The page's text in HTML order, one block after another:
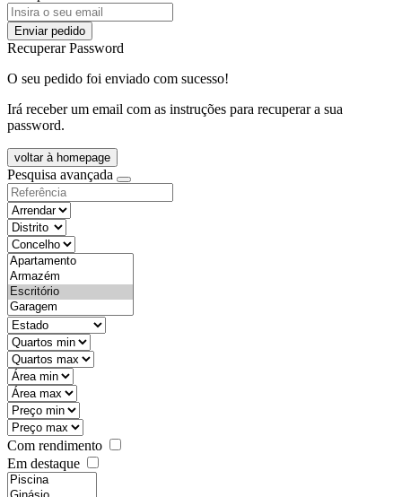
Enviar pedido
Recuperar Password
O seu pedido foi enviado com sucesso!
Irá receber um email com as instruções para recuperar a sua
password.
voltar à homepage
Pesquisa avançada
objective
districtId
countyId
types
state
mintypo
maxtypo
minarea
maxarea
minprice
maxprice
Com rendimento
Em destaque
features